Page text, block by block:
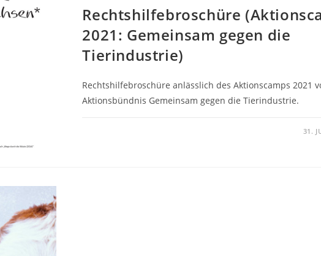
Rechtshilfebroschüre
2021: Gemeinsam gegen die
Tierindustrie)
Rechtshilfebroschüre anlässlich des Aktionscamps 2021
Aktionsbündnis Gemeinsam gegen die Tierindustrie.
31.